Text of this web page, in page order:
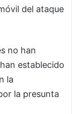
del ataque
no han
establecido
la
la presunta